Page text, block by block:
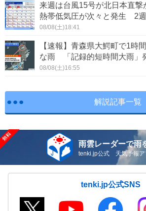
守口市 枚方市
茨木市 八尾市
泉佐野市
和泉市 箕面市
羽曳野市
高石市 藤井寺市
来週は台風15号が北日本直
熱帯低気圧が次々と発生 2
08/08(土)18:41
【速報】青森県大鰐町で1時
な雨 「記録的短時間大雨」
08/08(土)16:55
解説記事一覧
雨雲レーダーで雨
tenki.jp公式 天気予報ア
tenki.jp公式SNS